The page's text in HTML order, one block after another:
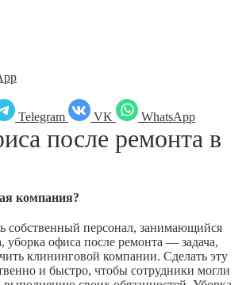
Telegram VK WhatsApp
после ремонта в
компания?
собственный персонал, занимающийся
уборка офиса после ремонта — задача,
клининговой компании. Сделать эту
и быстро, чтобы сотрудники могли